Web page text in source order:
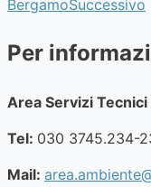
BergamoSuccessivo
Per
Area Servizi
Tel: 030 3745.234-
Mail: